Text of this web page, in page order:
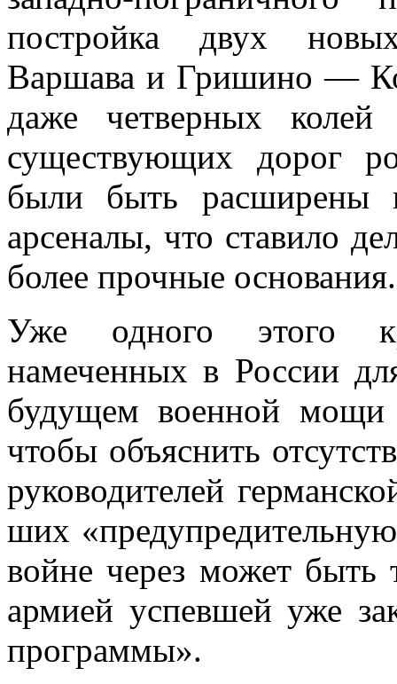
постройка двух
Варшава и Гришино —
даже четверных
существую­щих дорог
были быть расширены
арсеналы, что ставило
более прочные основания.
Уже одного этого
намеченных в России
будущем военной мощи
чтобы объяснить
руководите­лей
ших
войне через может быть
армией успевшей уже
программы».